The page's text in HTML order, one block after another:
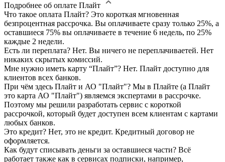
Подробнее об оплате Плайт
Что такое оплата Плайт? Это короткая мгновенная
безпроцентная рассрочка. Вы оплачиваете сразу только 25%, а
оставшиеся 75% вы оплачиваете в течение 6 недель, по 25%
каждые 2 недели.
Есть ли переплата? Нет. Вы ничего не переплачиваетей. Нет
никаких скрытых комиссий.
Мне нужно иметь карту “Плайт”? Нет. Плайт доступно для
клиентов всех банков.
При чём здесь Плайт и АО "Плайт"? Мы в Плайте (а Плайт
это карта АО "Плайт") являемся экспертами в рассрочке.
Поэтому мы решили разработать сервис с короткой
рассрочкой, который будет доступен всем клиентам с картами
любых банков.
Это кредит? Нет, это не кредит. Кредитный договор не
оформляется.
Как будут списывать деньги за оставшиеся части? Всё
работает также как в сервисах подписки, например,